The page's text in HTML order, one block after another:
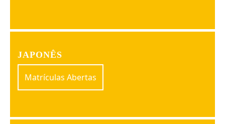
JAPONÊS
Matrículas Abertas